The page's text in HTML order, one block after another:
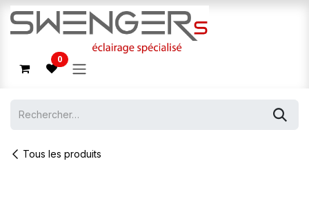
Se rendre au contenu
0
Tous les produits